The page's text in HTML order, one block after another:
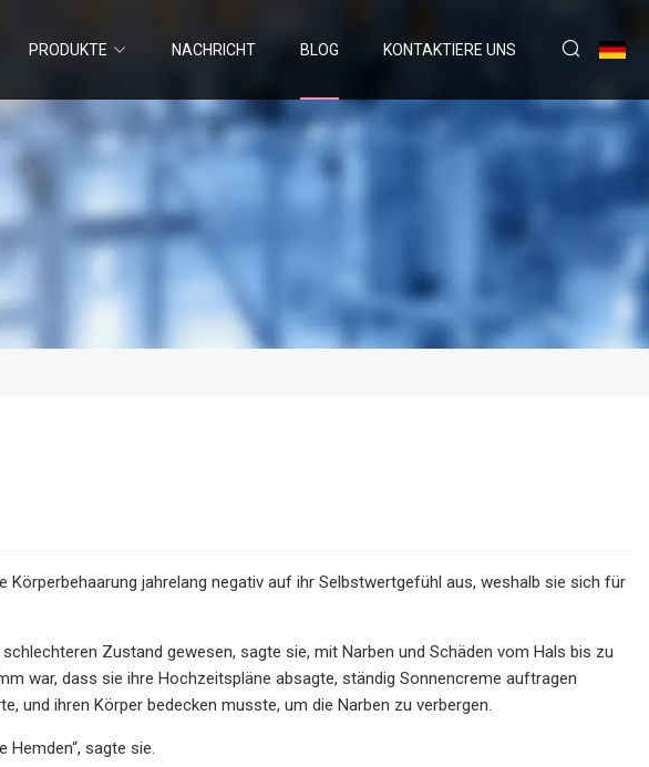
PRODUKTE NACHRICHT BLOG KONTAKTIERE UNS
jahrelang negativ auf ihr Selbstwertgefühl aus, weshalb sie sich für
Zustand gewesen, sagte sie, mit Narben und Schäden vom Hals bis zu
war, dass sie ihre Hochzeitspläne absagte, ständig Sonnencreme auftragen
und ihren Körper bedecken musste, um die Narben zu verbergen.
sagte sie.